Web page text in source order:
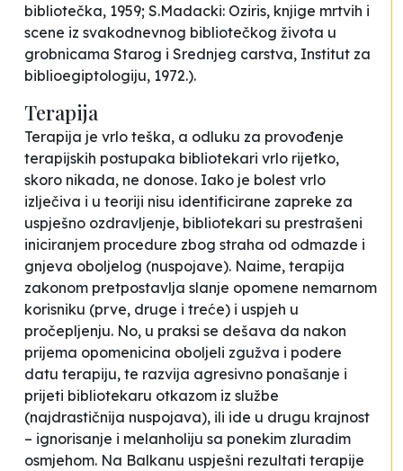
bibliotečka, 1959; S.Madacki: Oziris, knjige mrtvih i
scene iz svakodnevnog bibliotečkog života u
grobnicama Starog i Srednjeg carstva, Institut za
biblioegiptologiju, 1972.).
Terapija
Terapija je vrlo teška, a odluku za provođenje
terapijskih postupaka bibliotekari vrlo rijetko,
skoro nikada, ne donose. Iako je bolest vrlo
izlječiva i u teoriji nisu identificirane zapreke za
uspješno ozdravljenje, bibliotekari su prestrašeni
iniciranjem procedure zbog straha od odmazde i
gnjeva oboljelog (nuspojave). Naime, terapija
zakonom pretpostavlja slanje opomene nemarnom
korisniku (prve, druge i treće) i uspjeh u
pročepljenju. No, u praksi se dešava da nakon
prijema opomenicina oboljeli zgužva i podere
datu terapiju, te razvija agresivno ponašanje i
prijeti bibliotekaru otkazom iz službe
(najdrastičnija nuspojava), ili ide u drugu krajnost
– ignorisanje i melanholiju sa ponekim zluradim
osmjehom. Na Balkanu uspješni rezultati terapije